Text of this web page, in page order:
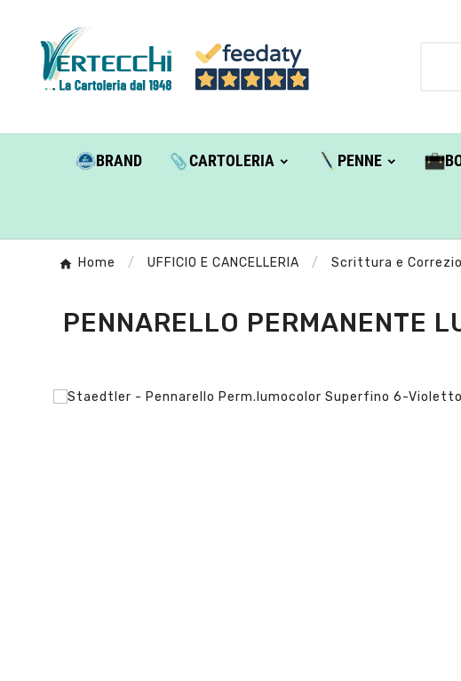
BRAND CARTOLERIA PENNE
Home UFFICIO E CANCELLERIA Scrittura e
PENNARELLO PERMANENTE